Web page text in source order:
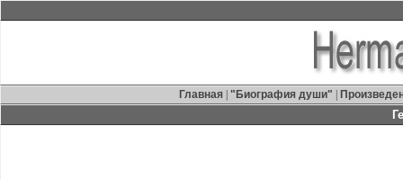
Главная "Биография души"